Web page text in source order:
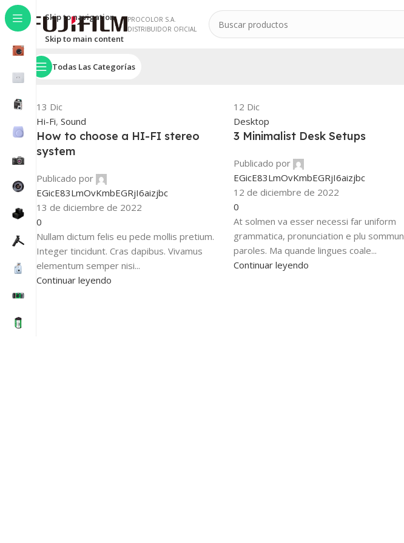
Skip to navigation
Skip to main content
PROCOLOR S.A.
DISTRIBUIDOR OFICIAL
Todas Las Categorías
13 Dic
Hi-Fi, Sound
How to choose a HI-FI stereo
system
Publicado por
EGicE83LmOvKmbEGRjI6aizjbc
13 de diciembre de 2022
0
Nullam dictum felis eu pede mollis pretium.
Integer tincidunt. Cras dapibus. Vivamus
elementum semper nisi...
Continuar leyendo
12 Dic
Desktop
3 Minimalist Desk Setups
Publicado por
EGicE83LmOvKmbEGRjI6aizjbc
12 de diciembre de 2022
0
At solmen va esser necessi far uniform
grammatica, pronunciation e plu sommun
paroles. Ma quande lingues coale...
Continuar leyendo